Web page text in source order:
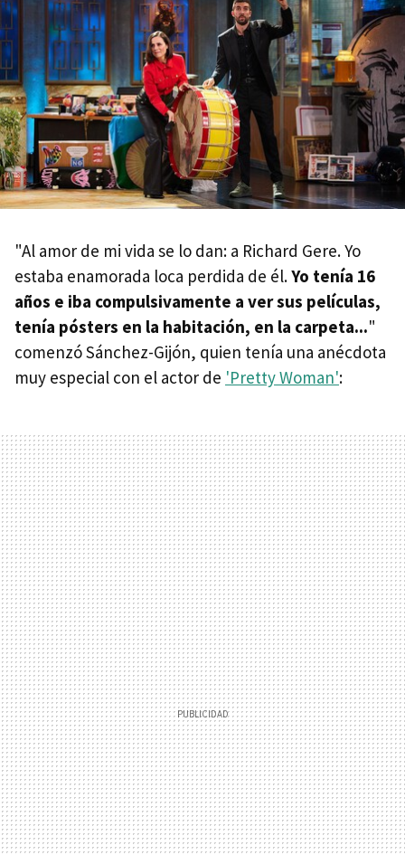
"Al amor de mi vida se lo dan: a Richard Gere. Yo
estaba enamorada loca perdida de él.Yo tenía 16
años e iba compulsivamente a ver sus películas,
tenía pósters en la habitación, en la carpeta..."
comenzó Sánchez-Gijón, quien tenía una anécdota
muy especial con el actor de 'Pretty Woman':